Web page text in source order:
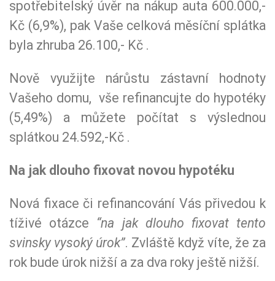
spotřebitelský úvěr na nákup auta 600.000,-
Kč (6,9%), pak Vaše celková měsíční splátka
byla zhruba 26.100,- Kč .
Nově využijte nárůstu zástavní hodnoty
Vašeho domu, vše refinancujte do hypotéky
(5,49%) a můžete počítat s výslednou
splátkou 24.592,-Kč .
Na jak dlouho fixovat novou hypotéku
Nová fixace či refinancování Vás přivedou k
tíživé otázce “na jak dlouho fixovat tento
svinsky vysoký úrok”. Zvláště když víte, že za
rok bude úrok nižší a za dva roky ještě nižší.